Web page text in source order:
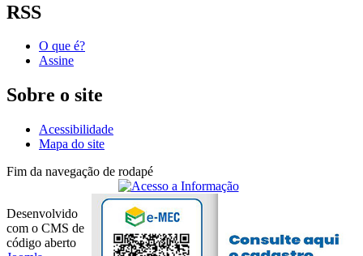
RSS
O que é?
Assine
Sobre o site
Acessibilidade
Mapa do site
Fim da navegação de rodapé
Desenvolvido
com o CMS de
código aberto